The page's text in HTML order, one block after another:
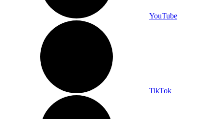
YouTube
TikTok